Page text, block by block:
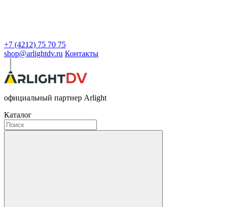
+7 (4212) 75 70 75
shop@arlightdv.ru Контакты
официальный партнер Arlight
Каталог